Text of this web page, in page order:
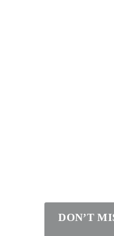
DON’T